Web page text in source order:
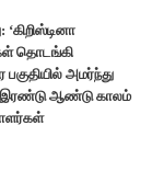
தொடங்கி
அமர்ந்து
இரண்டு ஆண்டு காலம்